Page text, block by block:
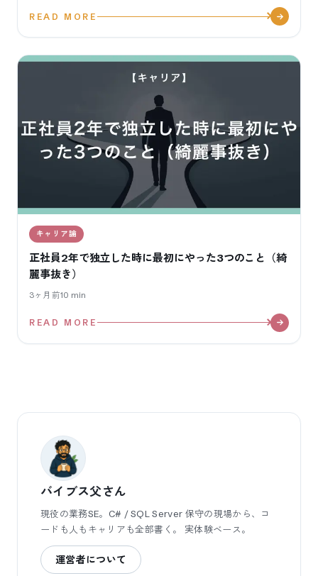
READ MORE
キャリア論
正社員2年で独立した時に最初にやった3つのこと（綺
麗事抜き）
3ヶ月前10 min
READ MORE
バイブス父さん
現役の業務SE。C# / SQL Server 保守の現場から、コ
ードも人もキャリアも全部書く。 実体験ベース。
運営者について